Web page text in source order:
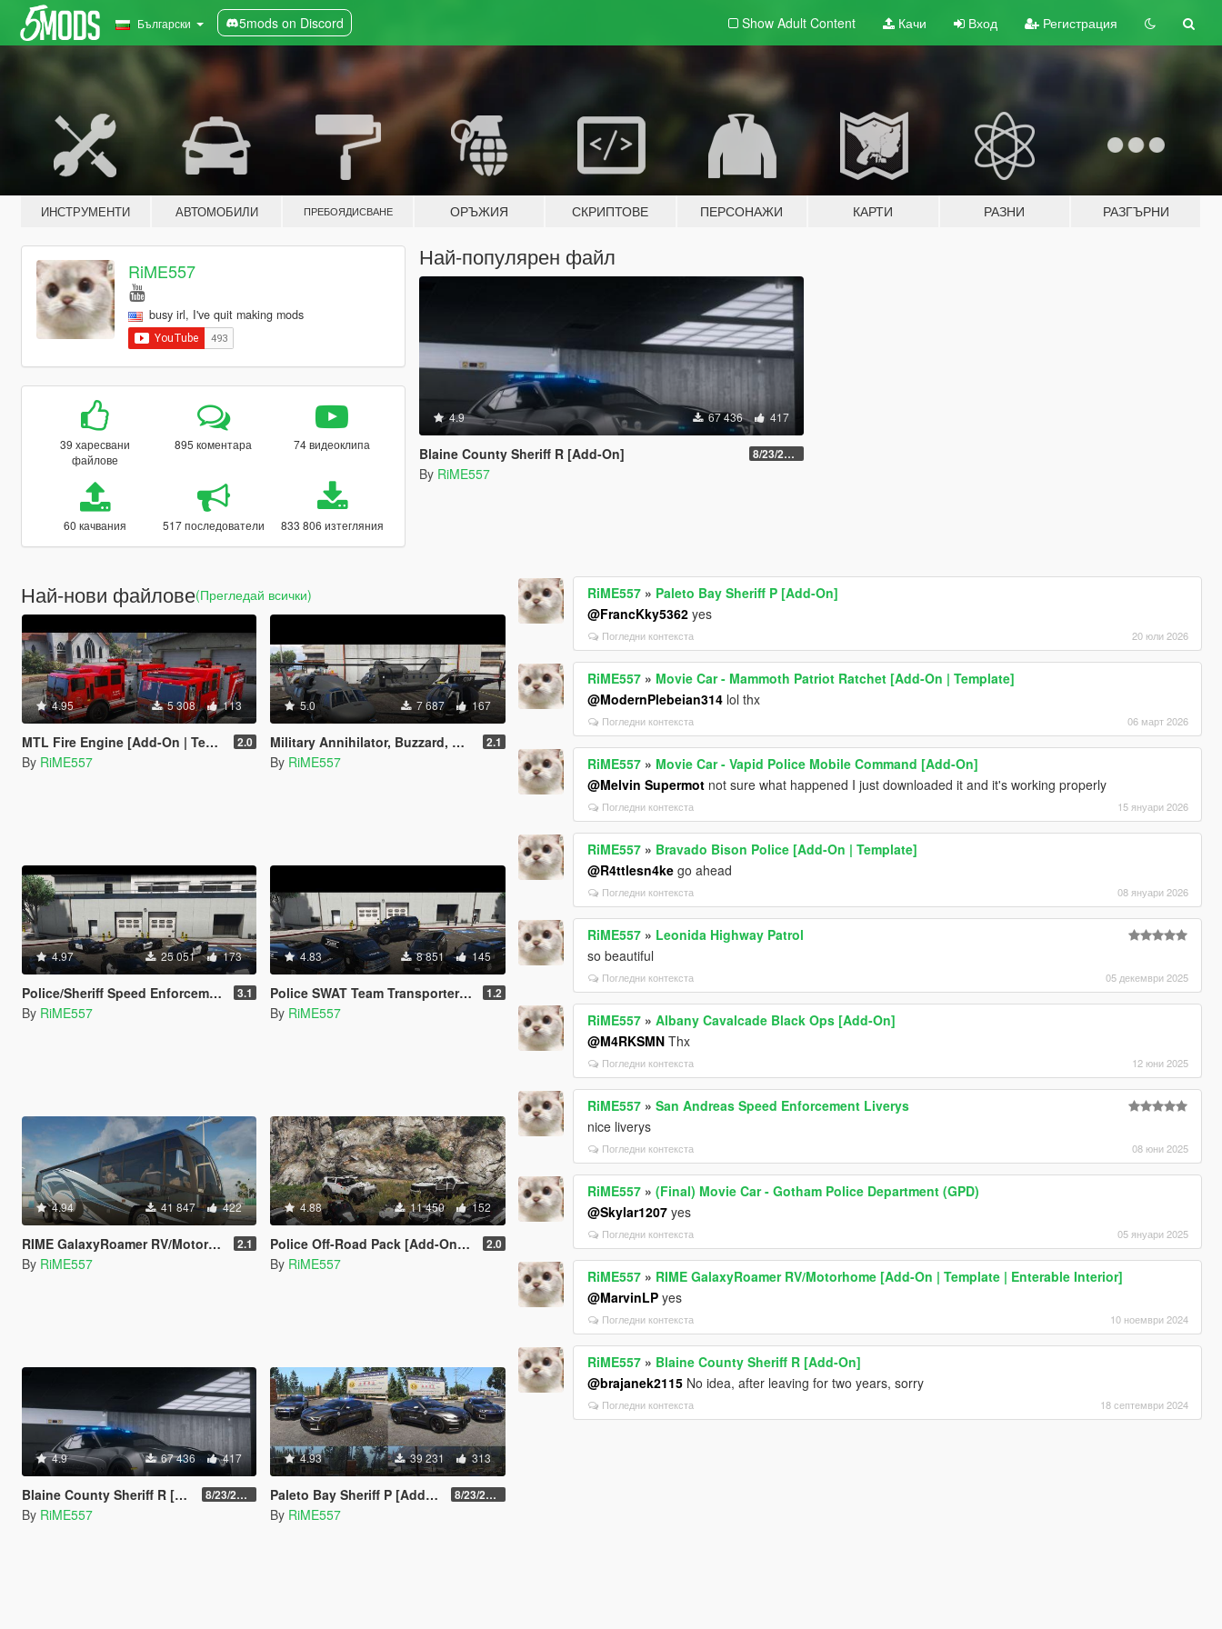
Български 5mods on Discord Show Adult Content Качи Вход Регистрация
ИНСТРУМЕНТИ АВТОМОБИЛИ ПРЕБОЯДИСВАНЕ ОРЪЖИЯ СКРИПТОВЕ ПЕРСОНАЖИ КАРТИ РАЗНИ РАЗГЪРНИ
RiME557
busy irl, I've quit making mods
39 харесвани
файлове
895 коментара 74 видеоклипа
60 качвания 517 последователи 833 806 изтегляния
Най-популярен файл
4.9 67 436 417
Blaine County Sheriff R [Add-On] 8/23/2022
By RiME557
Най-нови файлове(Прегледай всички)
4.95 5 308 113
MTL Fire Engine [Add-On | Template] 2.0
By RiME557
5.0 7 687 167
Military Annihilator, Buzzard, Cargobob & Dinghy [Add-On] 2.1
By RiME557
4.97 25 051 173
Police/Sheriff Speed Enforcement pack [Add-On | Template] 3.1
By RiME557
4.83 8 851 145
Police SWAT Team Transporter [Add-On | Template] 1.2
By RiME557
4.94 41 847 422
RIME GalaxyRoamer RV/Motorhome [Add-On | Template | Enterable Interior] 2.1
By RiME557
4.88 11 450 152
Police Off-Road Pack [Add-On | Template] 2.0
By RiME557
4.9 67 436 417
Blaine County Sheriff R [Add-On] 8/23/2022
By RiME557
4.93 39 231 313
Paleto Bay Sheriff P [Add-On] 8/23/2022
By RiME557
RiME557 » Paleto Bay Sheriff P [Add-On]
@FrancKky5362 yes
Погледни контекста 20 юли 2026
RiME557 » Movie Car - Mammoth Patriot Ratchet [Add-On | Template]
@ModernPlebeian314 lol thx
Погледни контекста 06 март 2026
RiME557 » Movie Car - Vapid Police Mobile Command [Add-On]
@Melvin Supermot not sure what happened I just downloaded it and it's working properly
Погледни контекста 15 януари 2026
RiME557 » Bravado Bison Police [Add-On | Template]
@R4ttlesn4ke go ahead
Погледни контекста 08 януари 2026
RiME557 » Leonida Highway Patrol
so beautiful
Погледни контекста 05 декември 2025
RiME557 »Albany Cavalcade Black Ops [Add-On]
@M4RKSMN Thx
Погледни контекста 12 юни 2025
RiME557 »San Andreas Speed Enforcement Liverys
nice liverys
Погледни контекста 08 юни 2025
RiME557 »(Final) Movie Car - Gotham Police Department (GPD)
@Skylar1207 yes
Погледни контекста 05 януари 2025
RiME557 » RIME GalaxyRoamer RV/Motorhome [Add-On | Template | Enterable Interior]
@MarvinLP yes
Погледни контекста 10 ноември 2024
RiME557 » Blaine County Sheriff R [Add-On]
@brajanek2115 No idea, after leaving for two years, sorry
Погледни контекста 18 септември 2024